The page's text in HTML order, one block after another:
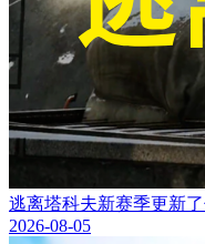
逃离塔科夫新赛季更新
2026-08-05